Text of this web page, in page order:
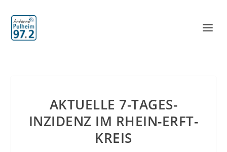
AKTUELLE 7-TAGES-
INZIDENZ IM RHEIN-ERFT-
KREIS